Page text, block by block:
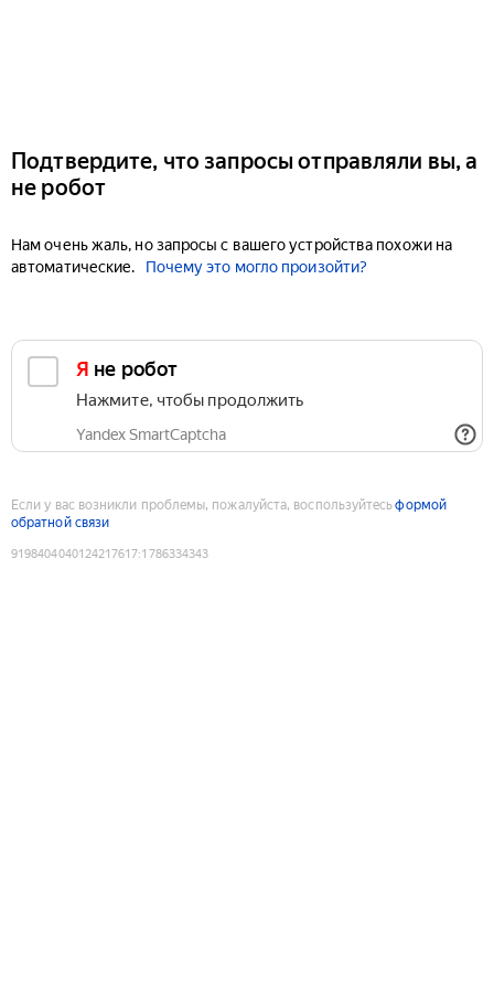
Подтвердите, что запросы отправляли вы, а
не робот
Нам очень жаль, но запросы с вашего устройства похожи на
автоматические.
Почему это могло произойти?
Я не робот
Нажмите, чтобы продолжить
Yandex SmartCaptcha
Если у вас возникли проблемы, пожалуйста, воспользуйтесьформой
обратной связи
9198404040124217617:1786334343